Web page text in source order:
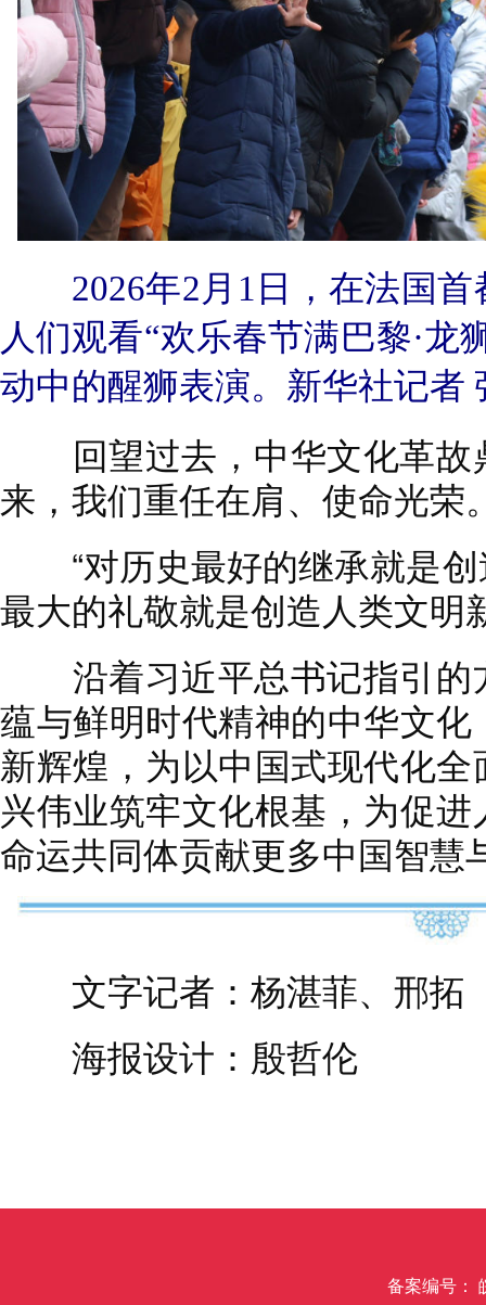
2026年2月1日，在法国
人们观看“欢乐春节满巴黎·龙
动中的醒狮表演。新华社记者
回望过去，中华文化革故
来，我们重任在肩、使命光荣
“对历史最好的继承就是创
最大的礼敬就是创造人类文明
沿着习近平总书记指引的
蕴与鲜明时代精神的中华文
新辉煌，为以中国式现代化
兴伟业筑牢文化根基，为促
命运共同体贡献更多中国智慧
文字记者：杨湛菲、邢拓
海报设计：殷哲伦
备案编号：